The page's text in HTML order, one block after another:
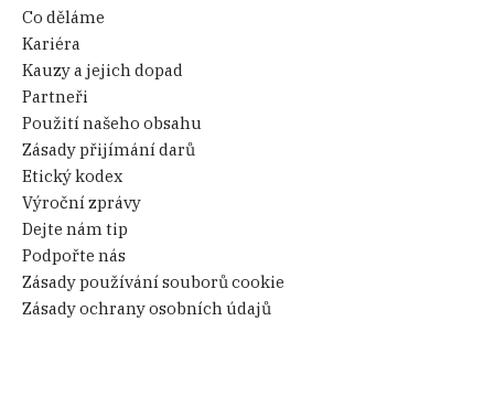
Co děláme
Kariéra
Kauzy a jejich dopad
Partneři
Použití našeho obsahu
Zásady přijímání darů
Etický kodex
Výroční zprávy
Dejte nám tip
Podpořte nás
Zásady používání souborů cookie
Zásady ochrany osobních údajů